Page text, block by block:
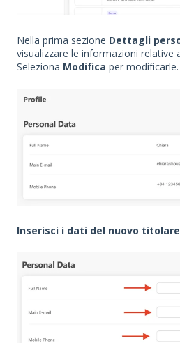
Nella prima sezione Dettagli
visualizzare le informazioni relative
Seleziona Modifica per modificarle.
Inserisci i dati del nuovo titolare